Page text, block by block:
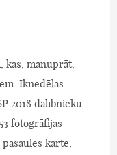
kas, manuprāt,
Iknedēļas
2018 dalībnieku
fotogrāfijas
karte,